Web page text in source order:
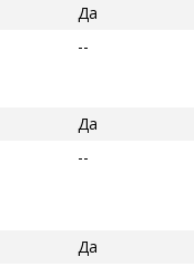
Да
--
Да
--
Да